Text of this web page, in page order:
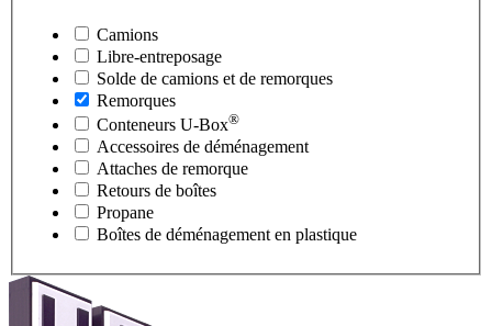
Camions
Libre-entreposage
Solde de camions et de remorques
Remorques
Conteneurs U-Box®
Accessoires de déménagement
Attaches de remorque
Retours de boîtes
Propane
Boîtes de déménagement en plastique